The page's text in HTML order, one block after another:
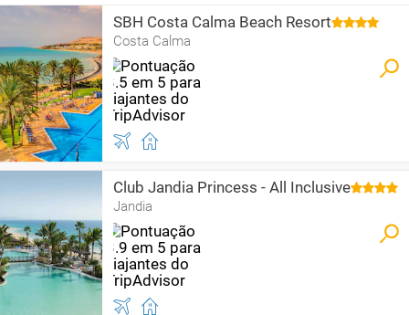
SBH Costa Calma Beach Resort
Costa Calma
Club Jandia Princess - All Inclusive
Jandia